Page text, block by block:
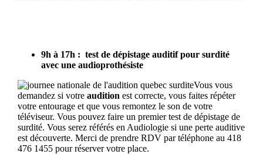
9h à 17h : test de dépistage auditif pour surdité
avec une audioprothésiste
Vous vous
demandez si votre audition est correcte, vous faites répéter
votre entourage et que vous remontez le son de votre
téléviseur. Vous pouvez faire un premier test de dépistage de
surdité. Vous serez référés en Audiologie si une perte auditive
est découverte. Merci de prendre RDV par téléphone au 418
476 1455 pour réserver votre place.